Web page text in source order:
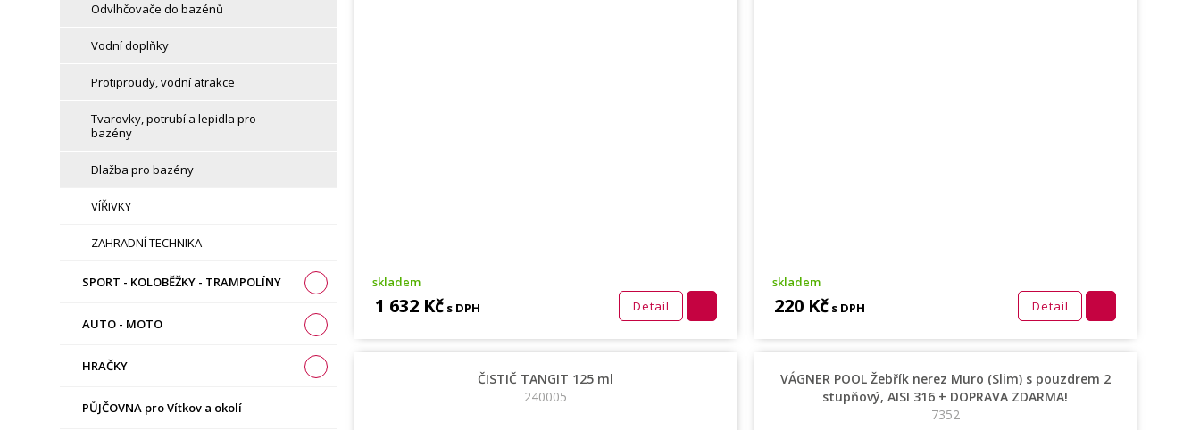
Odvlhčovače do bazénů
Vodní doplňky
Protiproudy, vodní atrakce
Tvarovky, potrubí a lepidla pro
bazény
Dlažba pro bazény
VÍŘIVKY
ZAHRADNÍ TECHNIKA
SPORT - KOLOBĚŽKY - TRAMPOLÍNY
AUTO - MOTO
HRAČKY
PŮJČOVNA pro Vítkov a okolí
skladem
1 632 Kčs DPH Detail
skladem
220 Kč s DPH Detail
ČISTIČ TANGIT 125 ml
240005
VÁGNER POOL Žebřík nerez Muro (Slim) s pouzdrem 2
stupňový, AISI 316 + DOPRAVA ZDARMA!
7352